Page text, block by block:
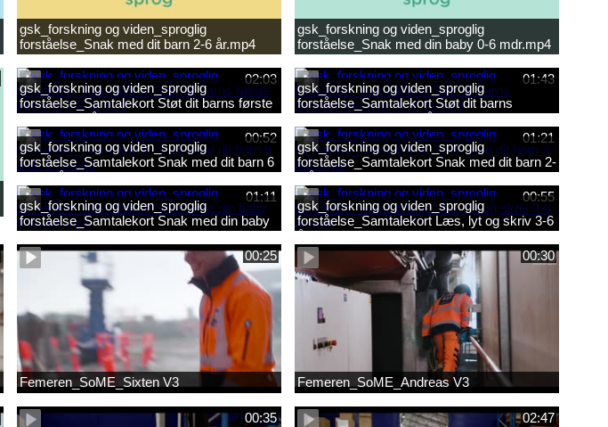
gsk_forskning og viden_sproglig
forståelse_Snak med dit barn 2-6 år.mp4
gsk_forskning og viden_sproglig
forståelse_Snak med din baby 0-6 mdr.mp4
02:03
gsk_forskning og viden_sproglig
forståelse_Samtalekort Støt dit barns første
læsning 6-8 år.mp3
01:43
gsk_forskning og viden_sproglig
forståelse_Samtalekort Støt dit barns
fortsatte læsning 8-10 år.mp3
00:52
gsk_forskning og viden_sproglig
forståelse_Samtalekort Snak med dit barn 6
mdr-2 år.mp3
01:21
gsk_forskning og viden_sproglig
forståelse_Samtalekort Snak med dit barn 2-
6 år.mp3
01:11
gsk_forskning og viden_sproglig
forståelse_Samtalekort Snak med din baby
0-6 mdr.mp3
00:55
gsk_forskning og viden_sproglig
forståelse_Samtalekort Læs, lyt og skriv 3-6
år.mp3
00:25
Femeren_SoME_Sixten V3
00:30
Femeren_SoME_Andreas V3
00:35 02:47